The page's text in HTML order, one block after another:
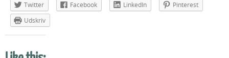
Twitter Facebook LinkedIn
Pinterest
Udskriv